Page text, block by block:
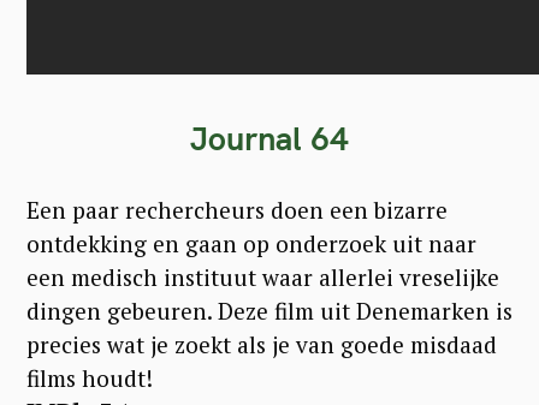
Journal 64
Een paar rechercheurs doen een bizarre
ontdekking en gaan op onderzoek uit naar
een medisch instituut waar allerlei vreselijke
dingen gebeuren. Deze film uit Denemarken is
precies wat je zoekt als je van goede misdaad
films houdt!